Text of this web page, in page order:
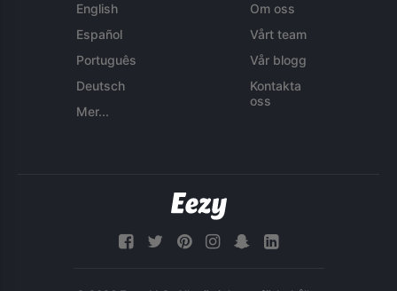
English
Español
Português
Deutsch
Mer...
Om oss
Vårt team
Vår blogg
Kontakta
oss